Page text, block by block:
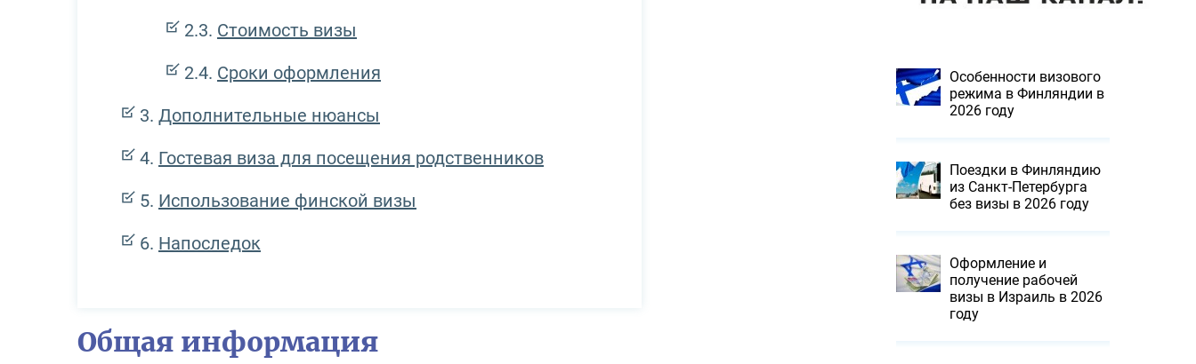
Стоимость визы
Сроки оформления
Дополнительные нюансы
Гостевая виза для посещения родственников
Использование финской визы
Напоследок
Общая информация
Особенности визового
режима в Финляндии в
2026 году
Поездки в Финляндию
из Санкт-Петербурга
без визы в 2026 году
Оформление и
получение рабочей
визы в Израиль в 2026
году